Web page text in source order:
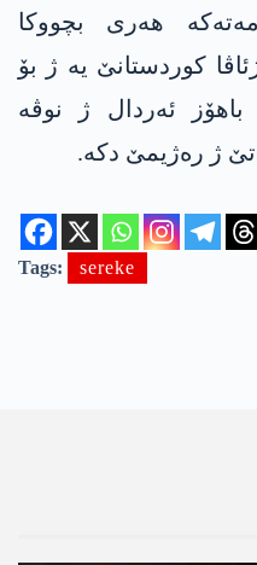
هه‌ری بچووكا
كوردستانێ یه‌ ژ بۆ
ئه‌ردال ژ نوڤه‌
ژ ره‌ژیمێ دكه‌.
Tags: sereke